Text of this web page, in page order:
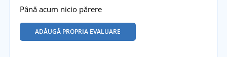
Până acum nicio părere
ADĂUGĂ PROPRIA EVALUARE